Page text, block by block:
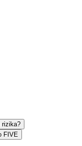
rizika?
FIVE